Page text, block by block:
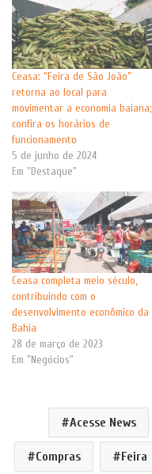
Ceasa: “Feira de São João”
retorna ao local para
movimentar a economia baiana;
confira os horários de
funcionamento
5 de junho de 2024
Em "Destaque"
Ceasa completa meio século,
contribuindo com o
desenvolvimento econômico da
Bahia
28 de março de 2023
Em "Negócios"
Acesse News
Compras Feira